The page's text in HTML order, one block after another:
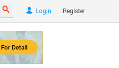
Login | Register